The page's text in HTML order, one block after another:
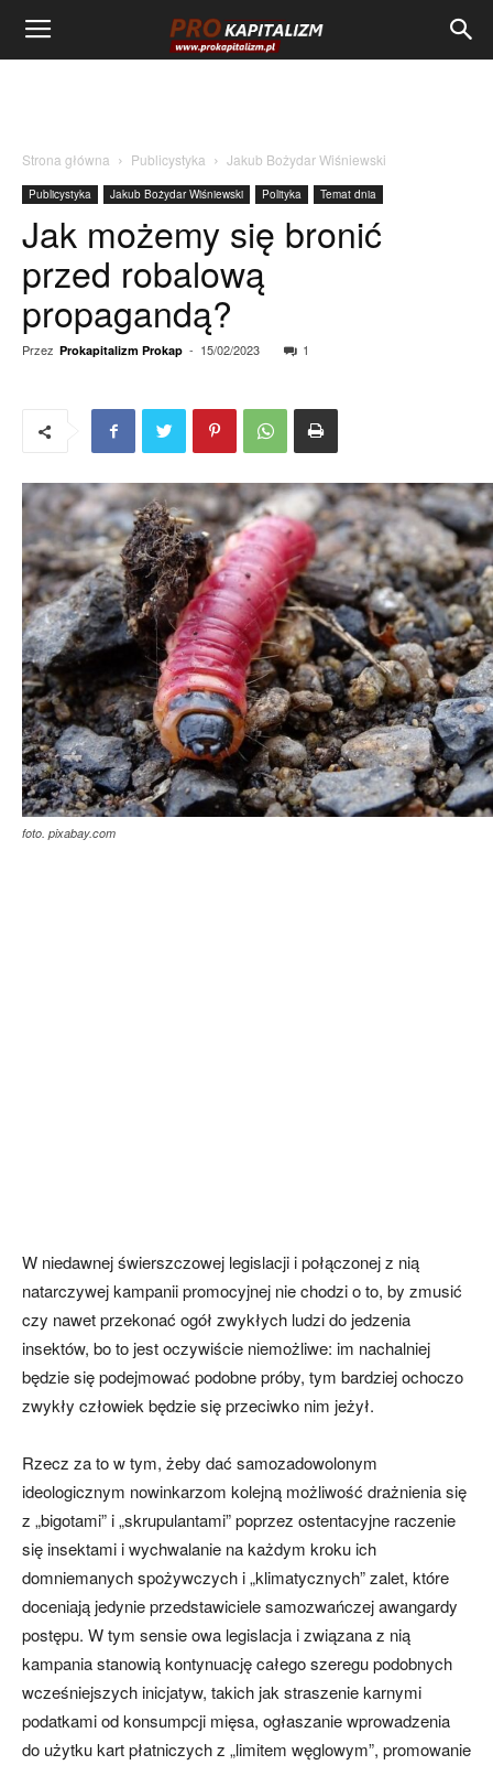
Strona główna Publicystyka Jakub Bożydar Wiśniewski
Publicystyka Jakub Bożydar Wiśniewski Polityka Temat dnia
Jak możemy się bronić
przed robalową
propagandą?
Przez Prokapitalizm Prokap - 15/02/2023 1
foto. pixabay.com
W niedawnej świerszczowej legislacji i połączonej z nią
natarczywej kampanii promocyjnej nie chodzi o to, by zmusić
czy nawet przekonać ogół zwykłych ludzi do jedzenia
insektów, bo to jest oczywiście niemożliwe: im nachalniej
będzie się podejmować podobne próby, tym bardziej ochoczo
zwykły człowiek będzie się przeciwko nim jeżył.
Rzecz za to w tym, żeby dać samozadowolonym
ideologicznym nowinkarzom kolejną możliwość drażnienia się
z „bigotami” i „skrupulantami” poprzez ostentacyjne raczenie
się insektami i wychwalanie na każdym kroku ich
domniemanych spożywczych i „klimatycznych” zalet, które
doceniają jedynie przedstawiciele samozwańczej awangardy
postępu. W tym sensie owa legislacja i związana z nią
kampania stanowią kontynuację całego szeregu podobnych
wcześniejszych inicjatyw, takich jak straszenie karnymi
podatkami od konsumpcji mięsa, ogłaszanie wprowadzenia
do użytku kart płatniczych z „limitem węglowym”, promowanie